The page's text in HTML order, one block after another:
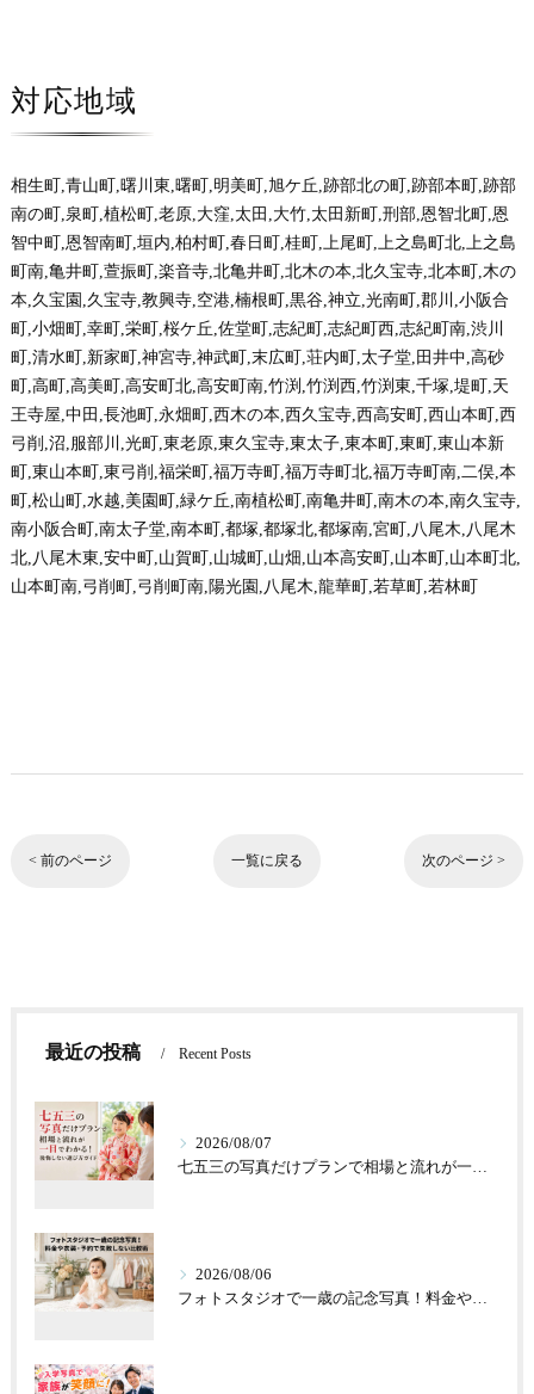
対応地域
相生町,青山町,曙川東,曙町,明美町,旭ケ丘,跡部北の町,跡部本町,跡部
南の町,泉町,植松町,老原,大窪,太田,大竹,太田新町,刑部,恩智北町,恩
智中町,恩智南町,垣内,柏村町,春日町,桂町,上尾町,上之島町北,上之島
町南,亀井町,萱振町,楽音寺,北亀井町,北木の本,北久宝寺,北本町,木の
本,久宝園,久宝寺,教興寺,空港,楠根町,黒谷,神立,光南町,郡川,小阪合
町,小畑町,幸町,栄町,桜ケ丘,佐堂町,志紀町,志紀町西,志紀町南,渋川
町,清水町,新家町,神宮寺,神武町,末広町,荘内町,太子堂,田井中,高砂
町,高町,高美町,高安町北,高安町南,竹渕,竹渕西,竹渕東,千塚,堤町,天
王寺屋,中田,長池町,永畑町,西木の本,西久宝寺,西高安町,西山本町,西
弓削,沼,服部川,光町,東老原,東久宝寺,東太子,東本町,東町,東山本新
町,東山本町,東弓削,福栄町,福万寺町,福万寺町北,福万寺町南,二俣,本
町,松山町,水越,美園町,緑ケ丘,南植松町,南亀井町,南木の本,南久宝寺,
南小阪合町,南太子堂,南本町,都塚,都塚北,都塚南,宮町,八尾木,八尾木
北,八尾木東,安中町,山賀町,山城町,山畑,山本高安町,山本町,山本町北,
山本町南,弓削町,弓削町南,陽光園,八尾木,龍華町,若草町,若林町
< 前のページ 一覧に戻る 次のページ >
最近の投稿 Recent Posts
2026/08/07
七五三の写真だけプランで相場と流れが一目でわかる！後悔しない選び方ガイド
2026/08/06
フォトスタジオで一歳の記念写真！料金や衣装・予約で失敗しない比較術